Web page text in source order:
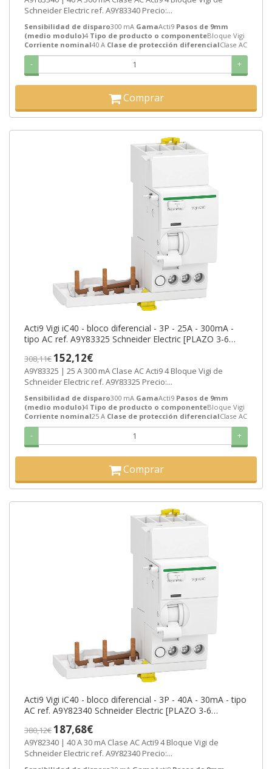
Schneider Electric ref. A9Y83340 Precio:...
Sensibilidad de disparo300 mA GamaActi9 Pasos de 9mm
(medio modulo)4 Tipo de producto o componenteBloque Vigi
Corriente nominal40 A Clase de protección diferencialClase AC
- +
Comprar
Acti9 Vigi iC40 - bloco diferencial - 3P - 25A - 300mA -
tipo AC ref. A9Y83325 Schneider Electric [PLAZO 3-6
308,11€152,12€
A9Y83325 | 25 A 300 mA Clase AC Acti9 4 Bloque Vigi de
Schneider Electric ref. A9Y83325 Precio:...
Sensibilidad de disparo300 mA GamaActi9 Pasos de 9mm
(medio modulo)4 Tipo de producto o componenteBloque Vigi
Corriente nominal25 A Clase de protección diferencialClase AC
- +
Comprar
Acti9 Vigi iC40 - bloco diferencial - 3P - 40A - 30mA - tipo
AC ref. A9Y82340 Schneider Electric [PLAZO 3-6
380,12€187,68€
A9Y82340 | 40 A 30 mA Clase AC Acti9 4 Bloque Vigi de
Schneider Electric ref. A9Y82340 Precio:...